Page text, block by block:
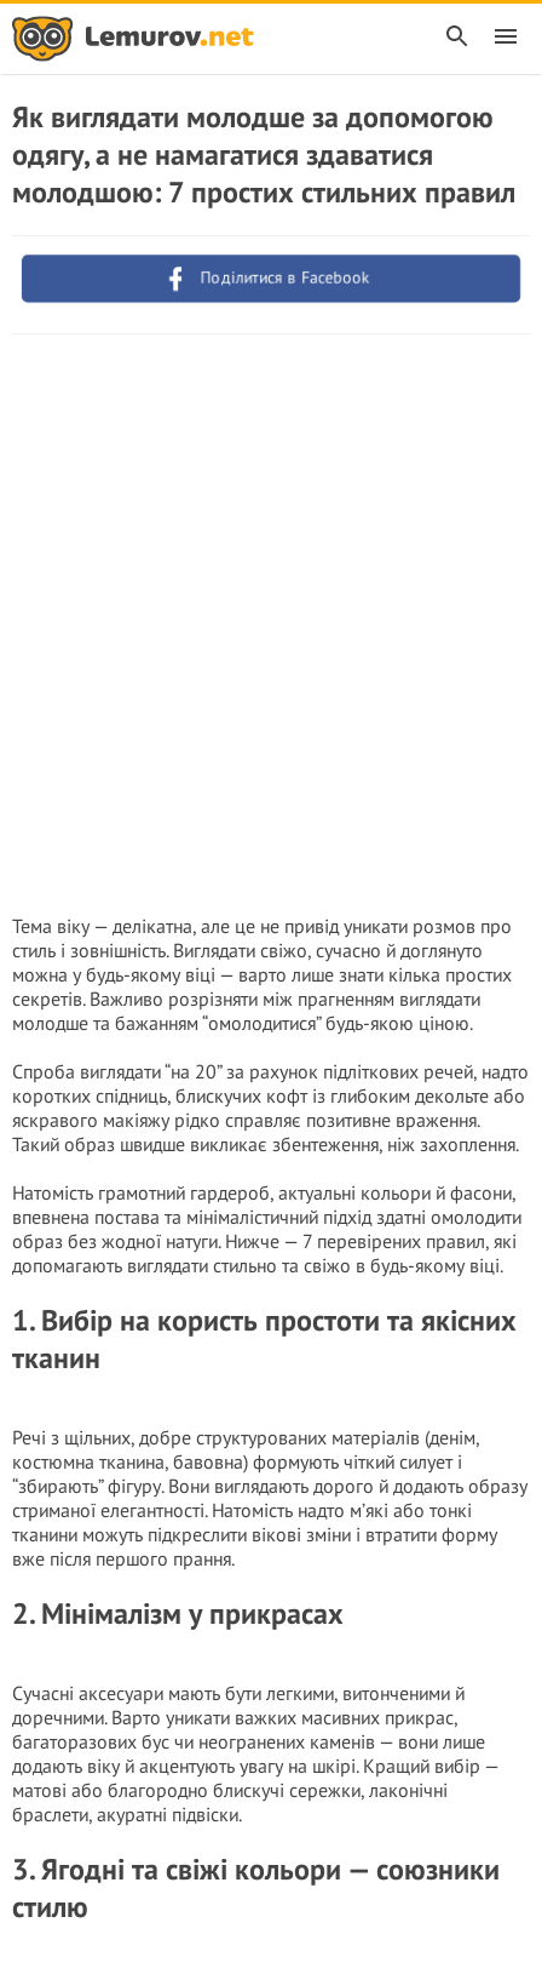
Як виглядати молодше за допомогою
одягу, а не намагатися здаватися
молодшою: 7 простих стильних правил
Поділитися в Facebook
Тема віку — делікатна, але це не привід уникати розмов про
стиль і зовнішність. Виглядати свіжо, сучасно й доглянуто
можна у будь-якому віці — варто лише знати кілька простих
секретів. Важливо розрізняти між прагненням виглядати
молодше та бажанням “омолодитися” будь-якою ціною.
Спроба виглядати “на 20” за рахунок підліткових речей, надто
коротких спідниць, блискучих кофт із глибоким декольте або
яскравого макіяжу рідко справляє позитивне враження.
Такий образ швидше викликає збентеження, ніж захоплення.
Натомість грамотний гардероб, актуальні кольори й фасони,
впевнена постава та мінімалістичний підхід здатні омолодити
образ без жодної натуги. Нижче — 7 перевірених правил, які
допомагають виглядати стильно та свіжо в будь-якому віці.
1. Вибір на користь простоти та якісних
тканин
Речі з щільних, добре структурованих матеріалів (денім,
костюмна тканина, бавовна) формують чіткий силует і
“збирають” фігуру. Вони виглядають дорого й додають образу
стриманої елегантності. Натомість надто м’які або тонкі
тканини можуть підкреслити вікові зміни і втратити форму
вже після першого прання.
2. Мінімалізм у прикрасах
Сучасні аксесуари мають бути легкими, витонченими й
доречними. Варто уникати важких масивних прикрас,
багаторазових бус чи неогранених каменів — вони лише
додають віку й акцентують увагу на шкірі. Кращий вибір —
матові або благородно блискучі сережки, лаконічні
браслети, акуратні підвіски.
3. Ягодні та свіжі кольори — союзники
стилю